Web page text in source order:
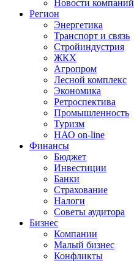
Новости компаний
Регион
Энергетика
Транспорт и связь
Стройиндустрия
ЖКХ
Агропром
Лесной комплекс
Экономика
Ретроспектива
Промышленность
Туризм
НАО on-line
Финансы
Бюджет
Инвестиции
Банки
Страхование
Налоги
Советы аудитора
Бизнес
Компании
Малый бизнес
Конфликты